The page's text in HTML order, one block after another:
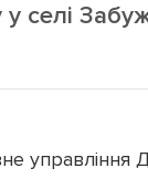
селі
управління